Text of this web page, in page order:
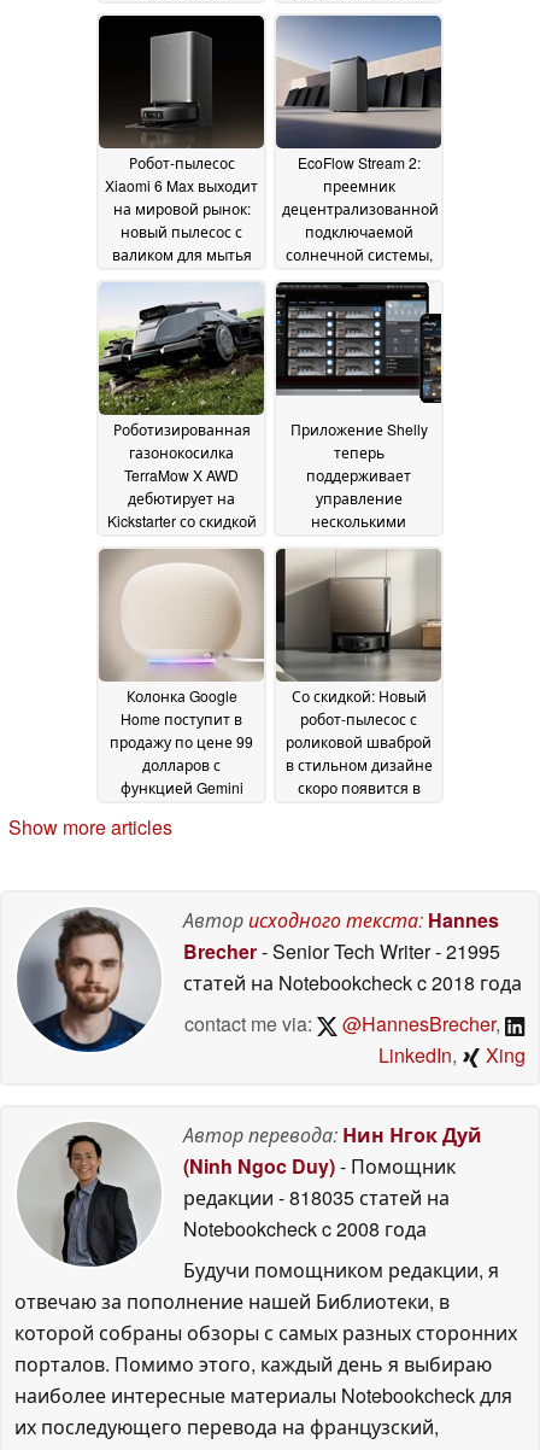
запуска18 July 2026
Робот-пылесос
Xiaomi 6 Max выходит
на мировой рынок:
новый пылесос с
валиком для мытья
распознавания с
помощью ИИ26 June
2026
EcoFlow Stream 2:
преемник
децентрализованной
подключаемой
солнечной системы,
мощность до 5 000
Вт24 June 2026
Роботизированная
газонокосилка
TerraMow X AWD
дебютирует на
Kickstarter со скидкой
19 June 2026
Приложение Shelly
теперь
поддерживает
управление
несколькими
квартирами
2026
Колонка Google
Home поступит в
продажу по цене 99
долларов с
функцией Gemini
звуком
Со скидкой: Новый
робот-пылесос с
роликовой шваброй
в стильном дизайне
скоро появится в
Show more articles
Авторисходного текста: Hannes
Brecher- Senior Tech Writer- 21995
статей на Notebookcheckc 2018 года
contact me via:
@HannesBrecher,
LinkedIn, Xing
Автор перевода: Нин Нгок Дуй
(Ninh Ngoc Duy)- Помощник
редакции - 818035 статей на
Notebookcheckc 2008 года
Будучи помощником редакции, я
отвечаю за пополнение нашей Библиотеки, в
которой собраны обзоры с самых разных сторонних
порталов. Помимо этого, каждый день я выбираю
наиболее интересные материалы Notebookcheck для
их последующего перевода на французский,